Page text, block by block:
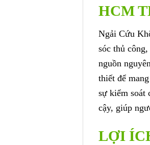
HCM
Ngải Cứu
sóc thủ
nguồn
thiết để
sự kiểm soát
cậy, giúp
LỢI